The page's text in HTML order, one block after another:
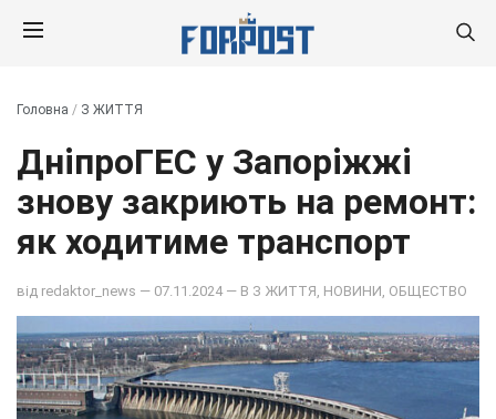
Головна / З ЖИТТЯ
ДніпроГЕС у Запоріжжі
знову закриють на ремонт:
як ходитиме транспорт
від redaktor_news — 07.11.2024 — В З ЖИТТЯ НОВИНИ ОБЩЕСТВО